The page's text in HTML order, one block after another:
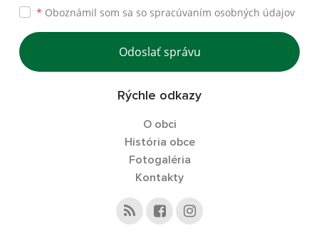
* Oboznámil som sa so spracúvaním osobných údajov
Odoslať správu
Rýchle odkazy
O obci
História obce
Fotogaléria
Kontakty